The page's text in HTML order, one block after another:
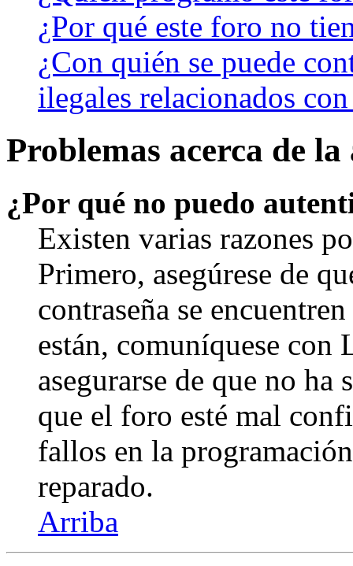
¿Por qué este foro no
¿Con quién se puede
ilegales relacionados
Problemas acerca de
¿Por qué no puedo
Existen varias razones
Primero, asegúrese de
contraseña se
están, comuníquese
asegurarse de que no
que el foro esté mal
fallos en la
reparado.
Arriba